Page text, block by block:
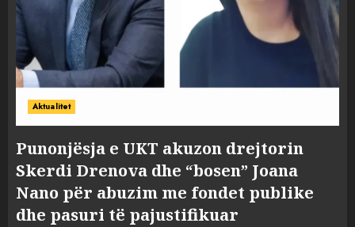
Aktualitet
Punonjësja e UKT akuzon drejtorin
Skerdi Drenova dhe “bosen” Joana
Nano për abuzim me fondet publike
dhe pasuri të pajustifikuar